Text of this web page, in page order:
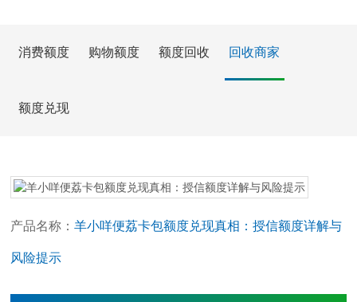
消费额度 购物额度 额度回收 回收商家
额度兑现
产品名称：羊小咩便荔卡包额度兑现真相：授信额度详解与
风险提示